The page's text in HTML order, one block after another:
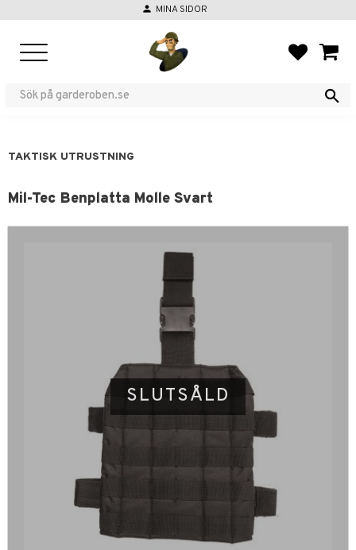
person MINA SIDOR
TAKTISK UTRUSTNING
Mil-Tec Benplatta Molle Svart
SLUTSÅLD